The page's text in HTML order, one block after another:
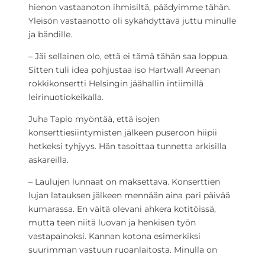
hienon vastaanoton ihmisiltä, päädyimme tähän.
Yleisön vastaanotto oli sykähdyttävä juttu minulle
ja bändille.
­– Jäi sellainen olo, että ei tämä tähän saa loppua.
Sitten tuli idea pohjustaa iso Hartwall Areenan
rokkikonsertti Helsingin jäähallin intiimillä
leirinuotiokeikalla.
Juha Tapio myöntää, että isojen
konserttiesiintymisten jälkeen puseroon hiipii
hetkeksi tyhjyys. Hän tasoittaa tunnetta arkisilla
askareilla.
– Laulujen lunnaat on maksettava. Konserttien
lujan latauksen jälkeen mennään aina pari päivää
kumarassa. En väitä olevani ahkera kotitöissä,
mutta teen niitä luovan ja henkisen työn
vastapainoksi. Kannan kotona esimerkiksi
suurimman vastuun ruoanlaitosta. Minulla on